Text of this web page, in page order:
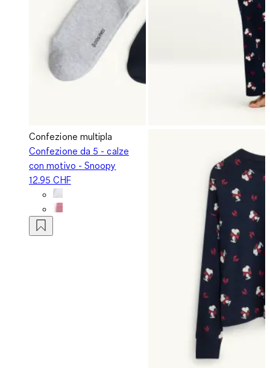
Confezione multipla
Confezione da 5 - calze
con motivo - Snoopy
12.95 CHF